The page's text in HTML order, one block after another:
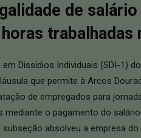
de
trabalhadas
Dissídios Individuais (SDI-1)
que permite à Arcos
de empregados para
mediante o pagamento do
absolveu a empresa